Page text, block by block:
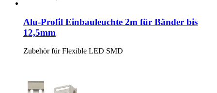
Alu-Profil Einbauleuchte 2m für Bänder bis
12,5mm
Zubehör für Flexible LED SMD